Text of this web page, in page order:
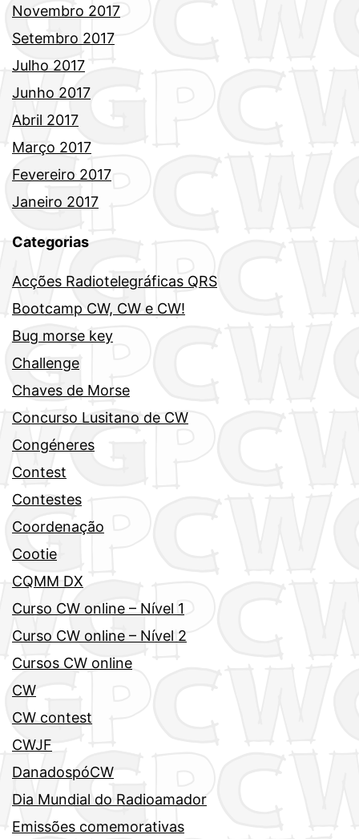
Novembro 2017
Setembro 2017
Julho 2017
Junho 2017
Abril 2017
Março 2017
Fevereiro 2017
Janeiro 2017
Categorias
Acções Radiotelegráficas QRS
Bootcamp CW, CW e CW!
Bug morse key
Challenge
Chaves de Morse
Concurso Lusitano de CW
Congéneres
Contest
Contestes
Coordenação
Cootie
CQMM DX
Curso CW online – Nível 1
Curso CW online – Nível 2
Cursos CW online
CW
CW contest
CWJF
DanadospóCW
Dia Mundial do Radioamador
Emissões comemorativas